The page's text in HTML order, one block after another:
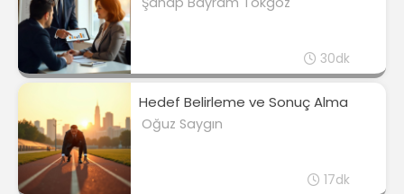
30dk
Hedef Belirleme ve Sonuç Alma
Oğuz Saygın
17dk